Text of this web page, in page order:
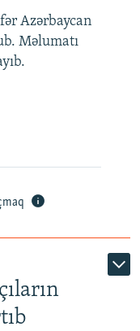
Azərbaycan
Məlumatı